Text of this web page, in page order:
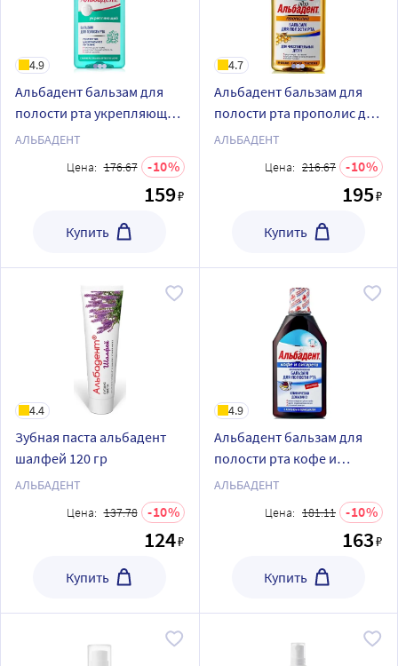
4.9
Альбадент бальзам для
полости рта укрепляющий
с минералами мертвого
АЛЬБАДЕНТ
Цена: 176.67 10
159₽
Купить
4.7
Альбадент бальзам для
полости рта прополис для
чувствительных десен 400
АЛЬБАДЕНТ
Цена: 216.67 10
195₽
Купить
4.4
Зубная паста альбадент
шалфей 120 гр
АЛЬБАДЕНТ
Цена: 137.78 10
124₽
Купить
4.9
Альбадент бальзам для
полости рта кофе и
сигарета для курящих 400
АЛЬБАДЕНТ
Цена: 181.11 10
163₽
Купить